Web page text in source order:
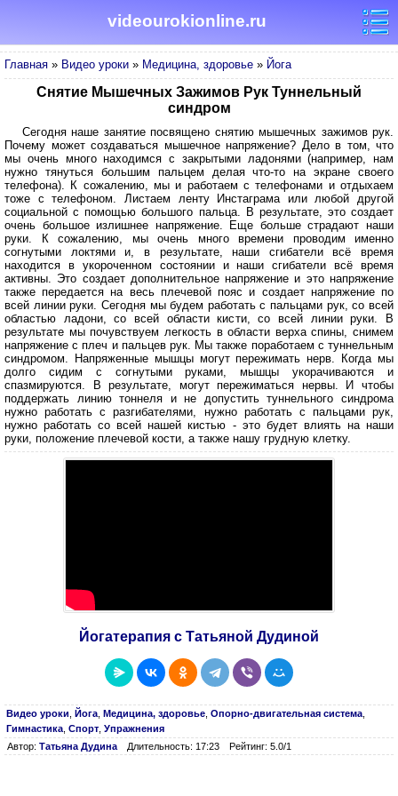
videourokionline.ru
Главная » Видео уроки » Медицина, здоровье » Йога
Снятие Мышечных Зажимов Рук Туннельный
синдром
Сегодня наше занятие посвящено снятию мышечных зажимов рук.
Почему может создаваться мышечное напряжение? Дело в том, что
мы очень много находимся с закрытыми ладонями (например, нам
нужно тянуться большим пальцем делая что-то на экране своего
телефона). К сожалению, мы и работаем с телефонами и отдыхаем
тоже с телефоном. Листаем ленту Инстаграма или любой другой
социальной с помощью большого пальца. В результате, это создает
очень большое излишнее напряжение. Еще больше страдают наши
руки. К сожалению, мы очень много времени проводим именно
согнутыми локтями и, в результате, наши сгибатели всё время
находится в укороченном состоянии и наши сгибатели всё время
активны. Это создает дополнительное напряжение и это напряжение
также передается на весь плечевой пояс и создает напряжение по
всей линии руки. Сегодня мы будем работать с пальцами рук, со всей
областью ладони, со всей области кисти, со всей линии руки. В
результате мы почувствуем легкость в области верха спины, снимем
напряжение с плеч и пальцев рук. Мы также поработаем с туннельным
синдромом. Напряженные мышцы могут пережимать нерв. Когда мы
долго сидим с согнутыми руками, мышцы укорачиваются и
спазмируются. В результате, могут пережиматься нервы. И чтобы
поддержать линию тоннеля и не допустить туннельного синдрома
нужно работать с разгибателями, нужно работать с пальцами рук,
нужно работать со всей нашей кистью - это будет влиять на наши
руки, положение плечевой кости, а также нашу грудную клетку.
Йогатерапия с Татьяной Дудиной
Видео уроки Йога Медицина, здоровье Опорно-двигательная система
Гимнастика Спорт Упражнения
Автор: Татьяна Дудина Длительность: 17:23 Рейтинг: 5.0/1